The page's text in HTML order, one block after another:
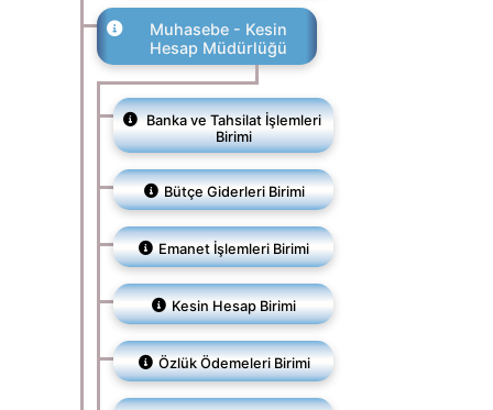
Muhasebe - Kesin
Hesap Müdürlüğü
Banka ve Tahsilat İşlemleri
Birimi
Bütçe Giderleri Birimi
Emanet İşlemleri Birimi
Kesin Hesap Birimi
Özlük Ödemeleri Birimi